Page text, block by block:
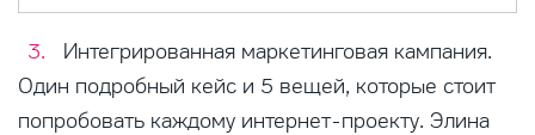
Интегрированная маркетинговая кампания.
Один подробный кейс и 5 вещей, которые стоит
попробовать каждому интернет-проекту. Элина